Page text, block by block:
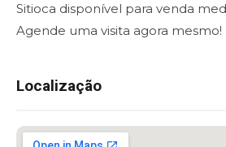
Sitioca disponível para venda
Agende uma visita agora mesmo!
Localização